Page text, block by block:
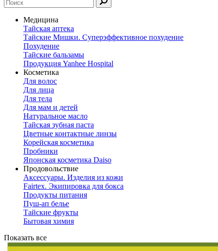
Медицина
Тайская аптека
Тайские Мишки. Суперэффективное похудение
Похудение
Тайские бальзамы
Продукция Yanhee Hospital
Косметика
Для волос
Для лица
Для тела
Для мам и детей
Натуральное масло
Тайская зубная паста
Цветные контактные линзы
Корейская косметика
Пробники
Японская косметика Daiso
Продовольствие
Аксессуары. Изделия из кожи
Fairtex. Экипировка для бокса
Продукты питания
Пуш-ап белье
Тайские фрукты
Бытовая химия
Показать все